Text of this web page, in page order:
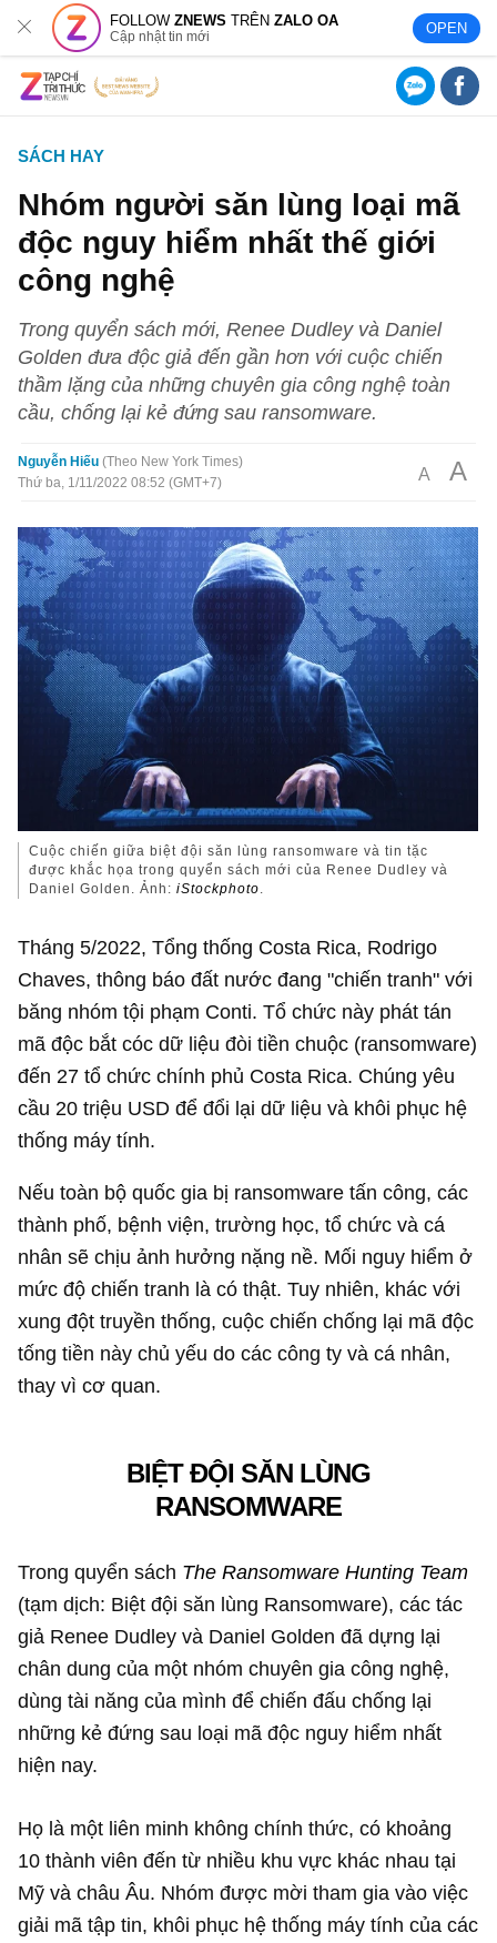
FOLLOWZNEWS TRÊNZALO OA
Cập nhật tin mới OPEN
SÁCH HAY
Nhóm người săn lùng loại mã
độc nguy hiểm nhất thế giới
công nghệ
Trong quyển sách mới, Renee Dudley và Daniel
Golden đưa độc giả đến gần hơn với cuộc chiến
thầm lặng của những chuyên gia công nghệ toàn
cầu, chống lại kẻ đứng sau ransomware.
Nguyễn Hiếu Theo New York Times
Thứ ba, 1/11/2022 08:52 (GMT+7)
A A
Cuộc chiến giữa biệt đội săn lùng ransomware và tin tặc
được khắc họa trong quyển sách mới của Renee Dudley và
Daniel Golden. Ảnh:iStockphoto.
Tháng 5/2022, Tổng thống Costa Rica, Rodrigo
Chaves, thông báo đất nước đang "chiến tranh" với
băng nhóm tội phạm Conti. Tổ chức này phát tán
mã độc bắt cóc dữ liệu đòi tiền chuộc (ransomware)
đến 27 tổ chức chính phủ Costa Rica. Chúng yêu
cầu 20 triệu USD để đổi lại dữ liệu và khôi phục hệ
thống máy tính.
Nếu toàn bộ quốc gia bị ransomware tấn công, các
thành phố, bệnh viện, trường học, tổ chức và cá
nhân sẽ chịu ảnh hưởng nặng nề. Mối nguy hiểm ở
mức độ chiến tranh là có thật. Tuy nhiên, khác với
xung đột truyền thống, cuộc chiến chống lại mã độc
tống tiền này chủ yếu do các công ty và cá nhân,
thay vì cơ quan.
BIỆT ĐỘI SĂN LÙNG
RANSOMWARE
Trong quyển sách The Ransomware Hunting Team
(tạm dịch: Biệt đội săn lùng Ransomware), các tác
giả Renee Dudley và Daniel Golden đã dựng lại
chân dung của một nhóm chuyên gia công nghệ,
dùng tài năng của mình để chiến đấu chống lại
những kẻ đứng sau loại mã độc nguy hiểm nhất
hiện nay.
Họ là một liên minh không chính thức, có khoảng
10 thành viên đến từ nhiều khu vực khác nhau tại
Mỹ và châu Âu. Nhóm được mời tham gia vào việc
giải mã tập tin, khôi phục hệ thống máy tính của các